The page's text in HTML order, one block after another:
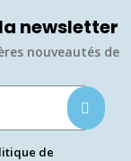
newsletter
nouveautés de
de